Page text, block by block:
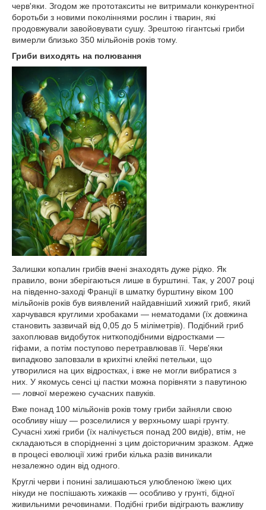
черв'яки. Згодом же прототакситы не витримали конкурентної
боротьби з новими поколіннями рослин і тварин, які
продовжували завойовувати сушу. Зрештою гігантські гриби
вимерли близько 350 мільйонів років тому.
Гриби виходять на полювання
Залишки копалин грибів вчені знаходять дуже рідко. Як
правило, вони зберігаються лише в бурштині. Так, у 2007 році
на південно-заході Франції в шматку бурштину віком 100
мільйонів років був виявлений найдавніший хижий гриб, який
харчувався круглими хробаками — нематодами (їх довжина
становить зазвичай від 0,05 до 5 міліметрів). Подібний гриб
захоплював видобуток ниткоподібними відростками —
гіфами, а потім поступово перетравлював її. Черв'яки
випадково заповзали в крихітні клейкі петельки, що
утворилися на цих відростках, і вже не могли вибратися з
них. У якомусь сенсі ці пастки можна порівняти з павутиною
— ловчої мережею сучасних павуків.
Вже понад 100 мільйонів років тому гриби зайняли свою
особливу нішу — розселилися у верхньому шарі грунту.
Сучасні хижі гриби (їх налічується понад 200 видів), втім, не
складаються в спорідненні з цим доісторичним зразком. Адже
в процесі еволюції хижі гриби кілька разів виникали
незалежно один від одного.
Круглі черви і понині залишаються улюбленою їжею цих
нікуди не поспішають хижаків — особливо у грунті, бідної
живильними речовинами. Подібні гриби відіграють важливу